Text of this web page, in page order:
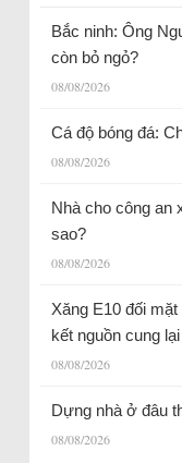
Bắc ninh: Ông
còn bỏ ngỏ?
08/08/2026
Cá độ bóng đá:
08/08/2026
Nhà cho công an
sao?
08/08/2026
Xăng E10 đối
kết nguồn cung
08/08/2026
Dựng nhà ở đâu
08/08/2026